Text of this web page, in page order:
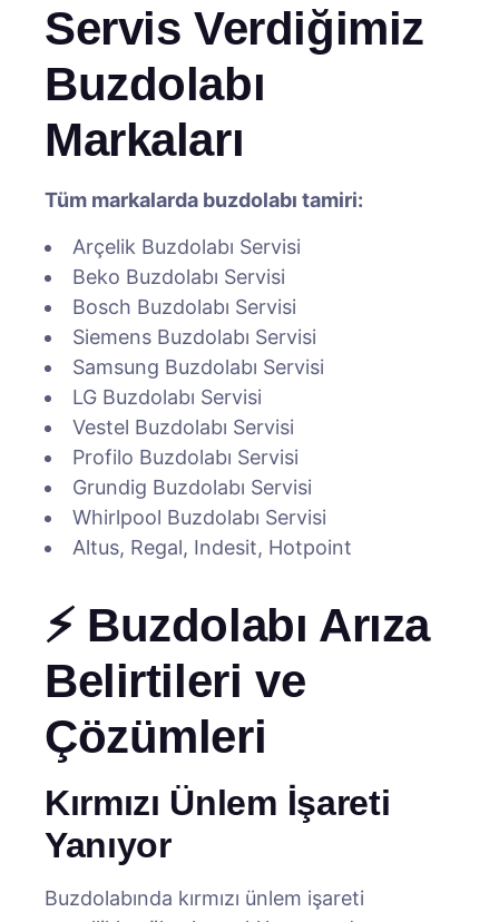
Servis Verdiğimiz
Buzdolabı
Markaları
Tüm markalarda buzdolabı tamiri:
Arçelik Buzdolabı Servisi
Beko Buzdolabı Servisi
Bosch Buzdolabı Servisi
Siemens Buzdolabı Servisi
Samsung Buzdolabı Servisi
LG Buzdolabı Servisi
Vestel Buzdolabı Servisi
Profilo Buzdolabı Servisi
Grundig Buzdolabı Servisi
Whirlpool Buzdolabı Servisi
Altus, Regal, Indesit, Hotpoint
⚡ Buzdolabı Arıza
Belirtileri ve
Çözümleri
Kırmızı Ünlem İşareti
Yanıyor
Buzdolabında kırmızı ünlem işareti